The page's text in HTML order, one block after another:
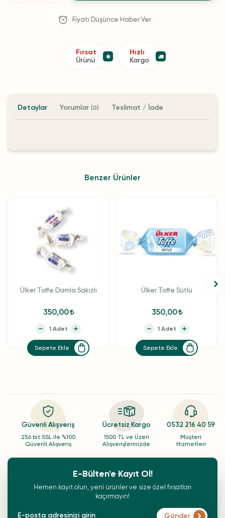
Fiyatı Düşünce Haber Ver
Fırsat
Ürünü
Hızlı
Kargo
Detaylar Yorumlar (0) Teslimat / İade
Benzer Ürünler
Ülker Toffe Damla Sakızlı
350,00
Sepete Ekle
Ülker Toffe Sütlü
350,00
Sepete Ekle
Güvenli Alışveriş
256 bit SSL ile %100
Güvenli Alışveriş
Ücretsiz Kargo
1500 TL ve Üzeri
Alışverişlerinizde
0532 216 40 59
Müşteri
Hizmetleri
E-Bülten'e Kayıt Ol!
Hemen kayıt olun, yeni ürünler ve size özel fırsatları
kaçırmayın!
Gönder